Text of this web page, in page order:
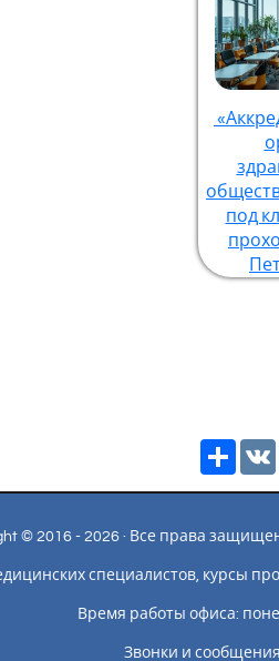
под
© 2016 - 2026 · Все права
специалистов, курсы
Время работы офиса:
Звонки и